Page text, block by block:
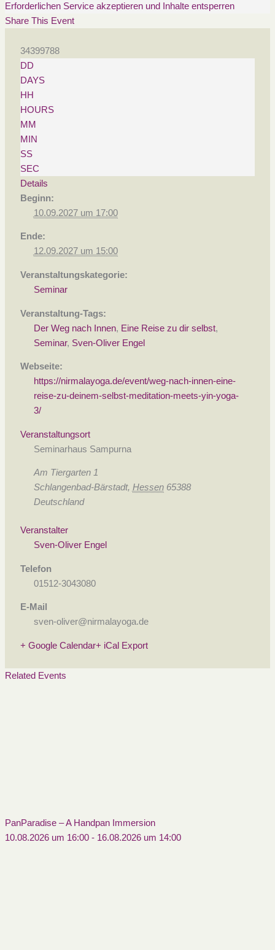
Erforderlichen Service akzeptieren und Inhalte entsperren
Share This Event
34399788
DD
DAYS
HH
HOURS
MM
MIN
SS
SEC
Details
Beginn:
10.09.2027 um 17:00
Ende:
12.09.2027 um 15:00
Veranstaltungskategorie:
Seminar
Veranstaltung-Tags:
Der Weg nach Innen, Eine Reise zu dir selbst,
Seminar, Sven-Oliver Engel
Webseite:
https://nirmalayoga.de/event/weg-nach-innen-eine-
reise-zu-deinem-selbst-meditation-meets-yin-yoga-
3/
Veranstaltungsort
Seminarhaus Sampurna
Am Tiergarten 1
Schlangenbad-Bärstadt, Hessen 65388
Deutschland
Veranstalter
Sven-Oliver Engel
Telefon
01512-3043080
E-Mail
sven-oliver@nirmalayoga.de
+ Google Calendar+ iCal Export
Related Events
PanParadise – A Handpan Immersion
10.08.2026 um 16:00- 16.08.2026 um 14:00